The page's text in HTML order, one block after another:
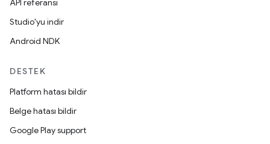
API referansı
Studio'yu indir
Android NDK
DESTEK
Platform hatası bildir
Belge hatası bildir
Google Play support